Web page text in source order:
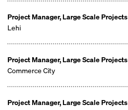
Project Manager, Large Scale Projects
Lehi
Project Manager, Large Scale Projects
Commerce City
Project Manager, Large Scale Projects